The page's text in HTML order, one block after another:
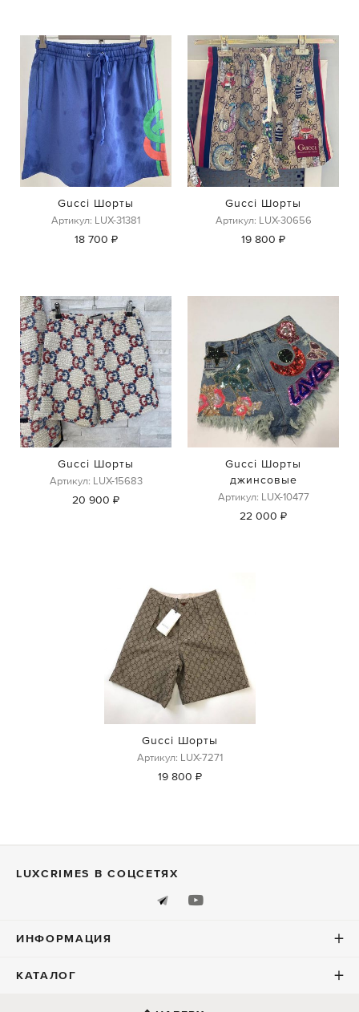
Gucci Шорты
Артикул: LUX-31381
18 700 ₽
Gucci Шорты
Артикул: LUX-30656
19 800 ₽
Gucci Шорты
Артикул: LUX-15683
20 900 ₽
Gucci Шорты
джинсовые
Артикул: LUX-10477
22 000 ₽
Gucci Шорты
Артикул: LUX-7271
19 800 ₽
LUXСRIMES В СОЦСЕТЯХ
ИНФОРМАЦИЯ
КАТАЛОГ